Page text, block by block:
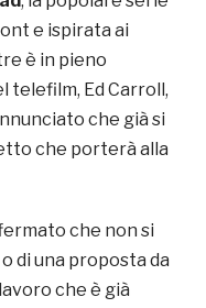
e ispirata ai
è in pieno
telefilm, Ed Carroll,
che già si
che porterà alla
che non si
di una proposta da
che è già